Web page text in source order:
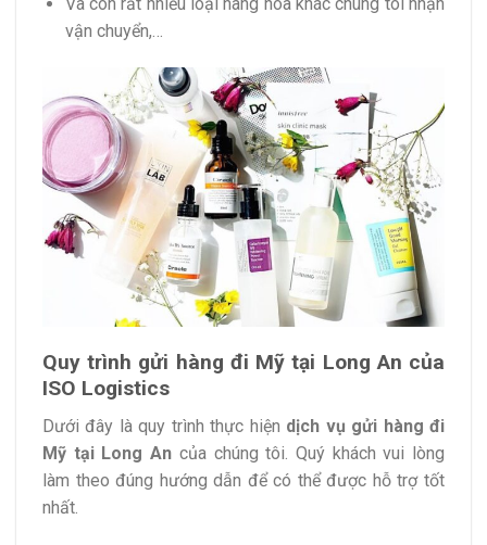
vận chuyển,…
Quy trình gửi hàng đi Mỹ tại Long An của
ISO Logistics
Dưới đây là quy trình thực hiện dịch vụ gửi hàng đi
Mỹ tại Long An của chúng tôi. Quý khách vui lòng
làm theo đúng hướng dẫn để có thể được hỗ trợ tốt
nhất.